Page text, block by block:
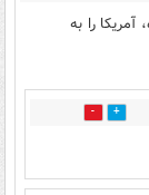
را به
17